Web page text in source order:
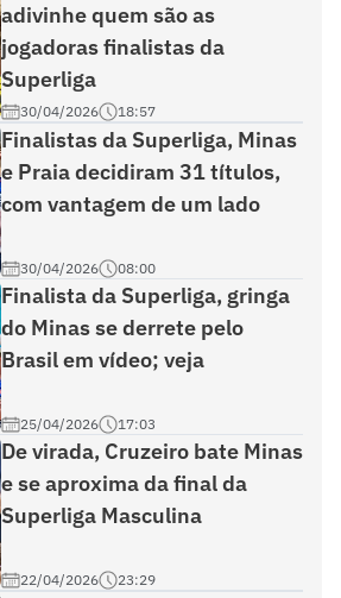
adivinhe quem são as
jogadoras finalistas da
Superliga
30/04/2026 18:57
Finalistas da Superliga, Minas
e Praia decidiram 31 títulos,
com vantagem de um lado
30/04/2026 08:00
Finalista da Superliga, gringa
do Minas se derrete pelo
Brasil em vídeo; veja
25/04/2026 17:03
De virada, Cruzeiro bate Minas
e se aproxima da final da
Superliga Masculina
22/04/2026 23:29